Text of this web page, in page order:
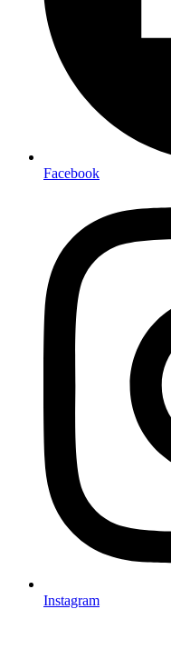
Facebook
Instagram